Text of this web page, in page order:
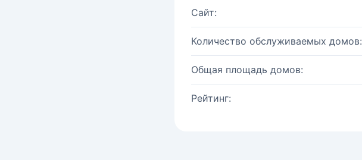
Сайт:
Количество обслуживаемых домов:
Общая площадь домов:
Рейтинг: